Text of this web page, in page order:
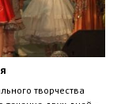
творчества